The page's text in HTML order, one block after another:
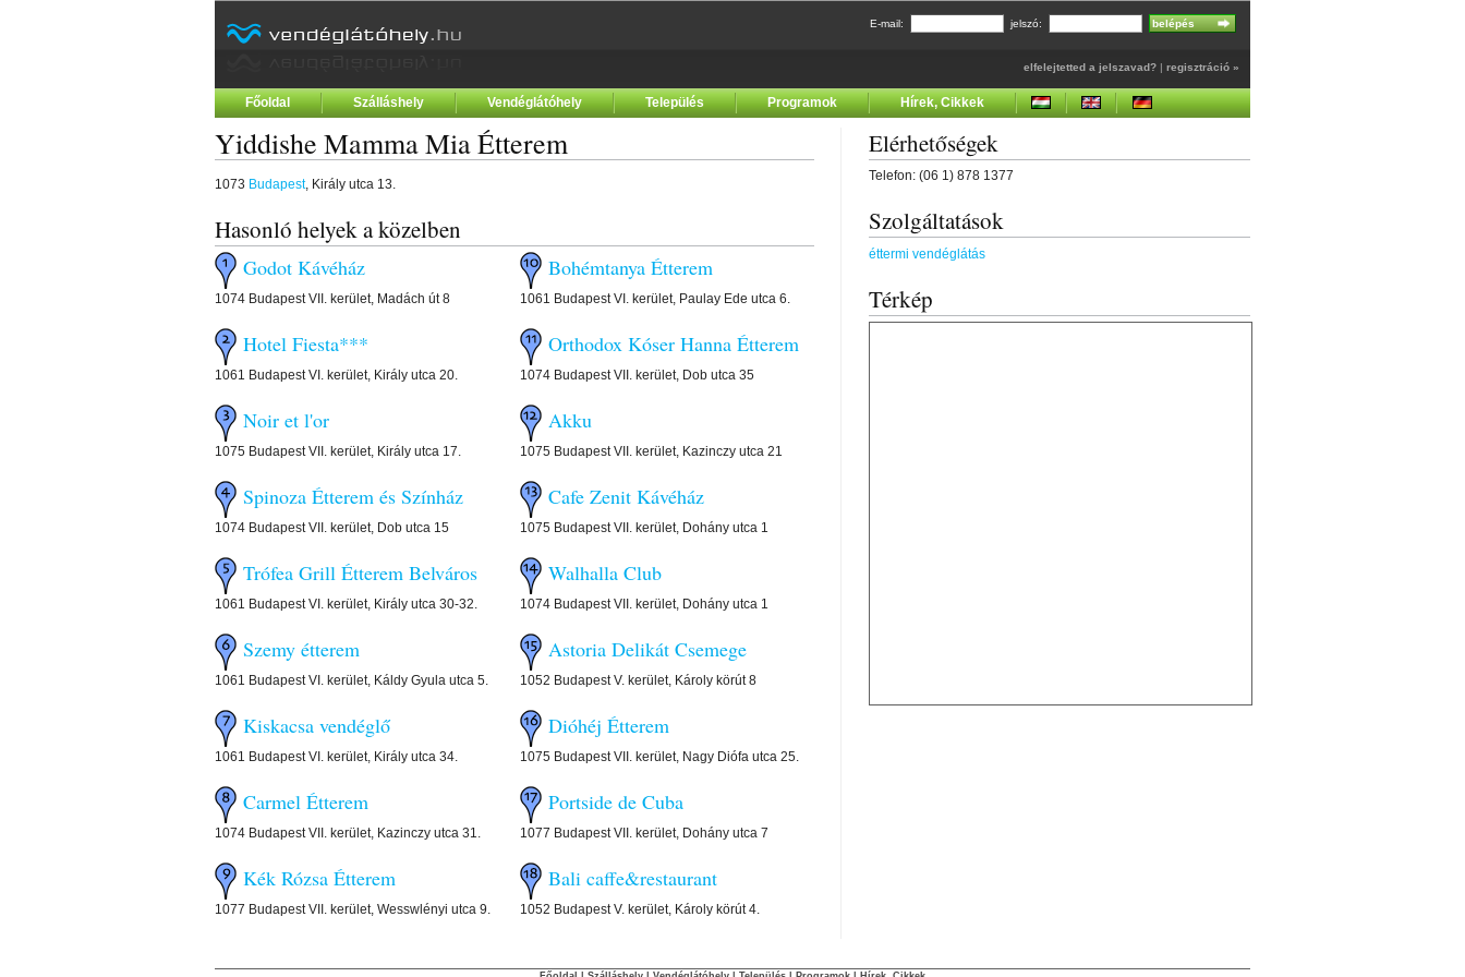
E-mail: jelszó:
elfelejtetted a jelszavad? | regisztráció »
Főoldal Szálláshely Vendéglátóhely Település Programok Hírek, Cikkek
Yiddishe Mamma Mia Étterem
1073 Budapest, Király utca 13.
Hasonló helyek a közelben
Godot Kávéház
1074 Budapest VII. kerület, Madách út 8
Hotel Fiesta***
1061 Budapest VI. kerület, Király utca 20.
Noir et l'or
1075 Budapest VII. kerület, Király utca 17.
Spinoza Étterem és Színház
1074 Budapest VII. kerület, Dob utca 15
Trófea Grill Étterem Belváros
1061 Budapest VI. kerület, Király utca 30-32.
Szemy étterem
1061 Budapest VI. kerület, Káldy Gyula utca 5.
Kiskacsa vendéglő
1061 Budapest VI. kerület, Király utca 34.
Carmel Étterem
1074 Budapest VII. kerület, Kazinczy utca 31.
Kék Rózsa Étterem
1077 Budapest VII. kerület, Wesswlényi utca 9.
Bohémtanya Étterem
1061 Budapest VI. kerület, Paulay Ede utca 6.
Orthodox Kóser Hanna Étterem
1074 Budapest VII. kerület, Dob utca 35
Akku
1075 Budapest VII. kerület, Kazinczy utca 21
Cafe Zenit Kávéház
1075 Budapest VII. kerület, Dohány utca 1
Walhalla Club
1074 Budapest VII. kerület, Dohány utca 1
Astoria Delikát Csemege
1052 Budapest V. kerület, Károly körút 8
Dióhéj Étterem
1075 Budapest VII. kerület, Nagy Diófa utca 25.
Portside de Cuba
1077 Budapest VII. kerület, Dohány utca 7
Bali caffe&restaurant
1052 Budapest V. kerület, Károly körút 4.
Elérhetőségek
Telefon: (06 1) 878 1377
Szolgáltatások
éttermi vendéglátás
Térkép